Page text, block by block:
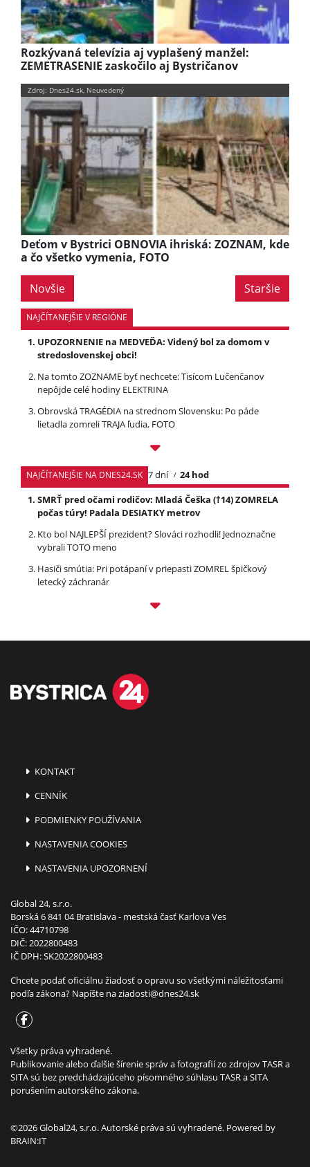
Rozkývaná televízia aj vyplašený manžel:
ZEMETRASENIE zaskočilo aj Bystričanov
Zdroj: Dnes24.sk, Neuvedený
Deťom v Bystrici OBNOVIA ihriská: ZOZNAM, kde
a čo všetko vymenia, FOTO
Novšie Staršie
NAJČÍTANEJŠIE V REGIÓNE
UPOZORNENIE na MEDVEĎA: Videný bol za domom v
stredoslovenskej obci!
Na tomto ZOZNAME byť nechcete: Tisícom Lučenčanov
nepôjde celé hodiny ELEKTRINA
Obrovská TRAGÉDIA na strednom Slovensku: Po páde
lietadla zomreli TRAJA ľudia, FOTO
NAJČÍTANEJŠIE NA DNES24.SK 7 dní
24 hod
SMRŤ pred očami rodičov: Mladá Češka (†14) ZOMRELA
počas túry! Padala DESIATKY metrov
Kto bol NAJLEPŠÍ prezident? Slováci rozhodli! Jednoznačne
vybrali TOTO meno
Hasiči smútia: Pri potápaní v priepasti ZOMREL špičkový
letecký záchranár
KONTAKT
CENNÍK
PODMIENKY POUŽÍVANIA
NASTAVENIA COOKIES
NASTAVENIA UPOZORNENÍ
Global 24, s.r.o.
Borská 6 841 04 Bratislava - mestská časť Karlova Ves
IČO: 44710798
DIČ: 2022800483
IČ DPH: SK2022800483
Chcete podať oficiálnu žiadosť o opravu so všetkými náležitosťami
podľa zákona? Napíšte naziadosti@dnes24.sk
Všetky práva vyhradené.
Publikovanie alebo ďalšie šírenie správ a fotografií zo zdrojov TASR a
SITA sú bez predchádzajúceho písomného súhlasu TASR a SITA
porušením autorského zákona.
©2026 Global24, s.r.o. Autorské práva sú vyhradené. Powered by
BRAIN:IT